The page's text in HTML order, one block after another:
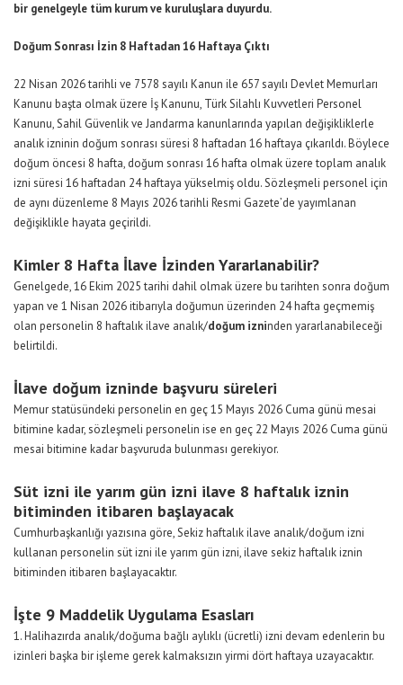
bir genelgeyle tüm kurum ve kuruluşlara duyurdu.
Doğum Sonrası İzin 8 Haftadan 16 Haftaya Çıktı
22 Nisan 2026 tarihli ve 7578 sayılı Kanun ile 657 sayılı Devlet Memurları
Kanunu başta olmak üzere İş Kanunu, Türk Silahlı Kuvvetleri Personel
Kanunu, Sahil Güvenlik ve Jandarma kanunlarında yapılan değişikliklerle
analık izninin doğum sonrası süresi 8 haftadan 16 haftaya çıkarıldı. Böylece
doğum öncesi 8 hafta, doğum sonrası 16 hafta olmak üzere toplam analık
izni süresi 16 haftadan 24 haftaya yükselmiş oldu. Sözleşmeli personel için
de aynı düzenleme 8 Mayıs 2026 tarihli Resmi Gazete’de yayımlanan
değişiklikle hayata geçirildi.
Kimler 8 Hafta İlave İzinden Yararlanabilir?
Genelgede, 16 Ekim 2025 tarihi dahil olmak üzere bu tarihten sonra doğum
yapan ve 1 Nisan 2026 itibarıyla doğumun üzerinden 24 hafta geçmemiş
olan personelin 8 haftalık ilave analık/doğum izninden yararlanabileceği
belirtildi.
İlave doğum izninde başvuru süreleri
Memur statüsündeki personelin en geç 15 Mayıs 2026 Cuma günü mesai
bitimine kadar, sözleşmeli personelin ise en geç 22 Mayıs 2026 Cuma günü
mesai bitimine kadar başvuruda bulunması gerekiyor.
Süt izni ile yarım gün izni ilave 8 haftalık iznin
bitiminden itibaren başlayacak
Cumhurbaşkanlığı yazısına göre,Sekiz haftalık ilave analık/doğum izni
kullanan personelin süt izni ile yarım gün izni, ilave sekiz haftalık iznin
bitiminden itibaren başlayacaktır.
İşte 9 Maddelik Uygulama Esasları
1. Halihazırda analık/doğuma bağlı aylıklı (ücretli) izni devam edenlerin bu
izinleri başka bir işleme gerek kalmaksızın yirmi dört haftaya uzayacaktır.